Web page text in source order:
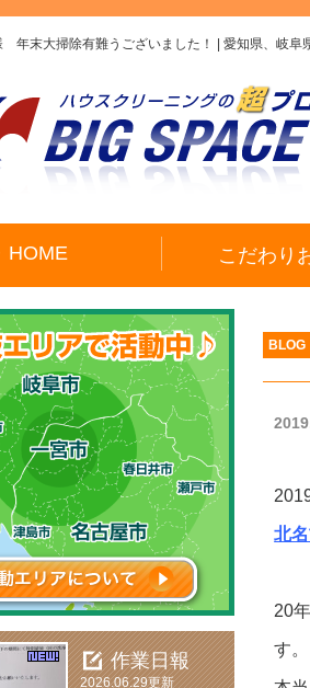
年末大掃除有難うございました！ | 愛知県、岐
HOME こだわり
BLOG
北
20
す。
作業日報
2026.06.29更新